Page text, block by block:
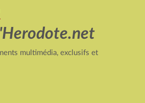
multimédia, exclusifs et